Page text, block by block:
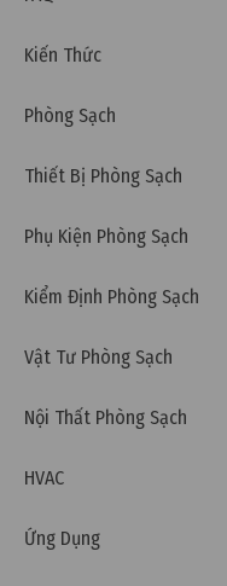
Thứ năm, 21/05/2026 | 10:44
Kiến Thức
Phòng Sạch
Thiết Bị Phòng Sạch
Phụ Kiện Phòng Sạch
Kiểm Định Phòng Sạch
Vật Tư Phòng Sạch
Nội Thất Phòng Sạch
HVAC
Ứng Dụng